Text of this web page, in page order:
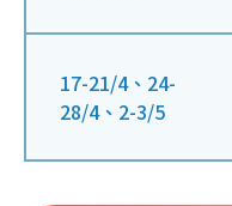
17-21/4、24-
28/4、2-3/5